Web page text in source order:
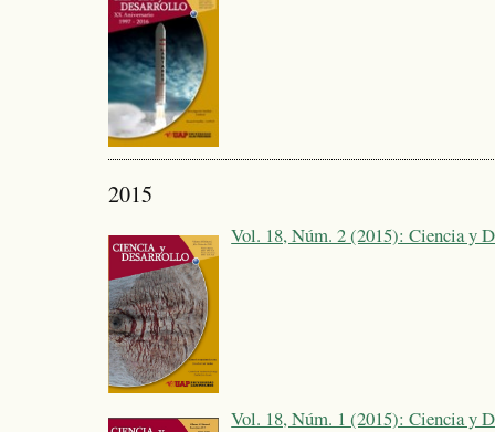
2015
Vol. 18, Núm. 2 (2015): Ciencia y
Vol. 18, Núm. 1 (2015): Ciencia y